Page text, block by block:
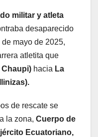
militar y atleta
desaparecido
mayo de 2025,
atletita que
Chaupi) hacia La
de rescate se
la zona, Cuerpo de
Ecuatoriano,